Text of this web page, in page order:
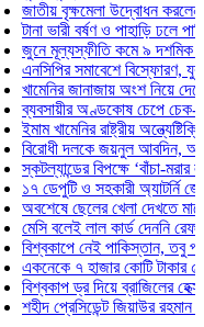
জাতীয় বৃক্ষমেলা উদ্বোধন করলেন
টানা ভারী বর্ষণ ও পাহাড়ি ঢলে
জুনে মূল্যস্ফীতি কমে ৯ দশমিক ১৬
এনসিপির সমাবেশে বিস্ফোরণ,
খামেনির জানাজায় অংশ নিয়ে দেশে
ব্যবসায়ীর অণ্ডকোষ চেপে চেক-
ইমাম খামেনির রাষ্ট্রীয়
বিরোধী দলকে জয়নুল আবদিন,
স্কটল্যান্ডের বিপক্ষে ‘বাঁচা-মরার
১৭ ডেপুটি ও সহকারী অ্যাটর্নি
অবশেষে ছেলের খেলা দেখতে মাঠে
মেসি বলেই লাল কার্ড দেননি রেফারি!
বিশ্বকাপে নেই পাকিস্তান, তবু
একনেকে ৭ হাজার কোটি টাকার ৫
বিশ্বকাপ ড্র দিয়ে ব্রাজিলের হেক্সা
শহীদ প্রেসিডেন্ট জিয়াউর রহমান